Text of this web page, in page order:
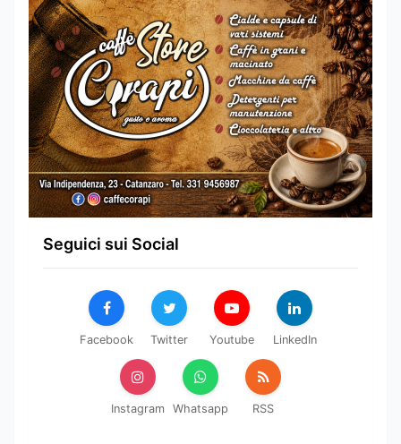
Seguici sui Social
Facebook Twitter Youtube LinkedIn
Instagram Whatsapp RSS